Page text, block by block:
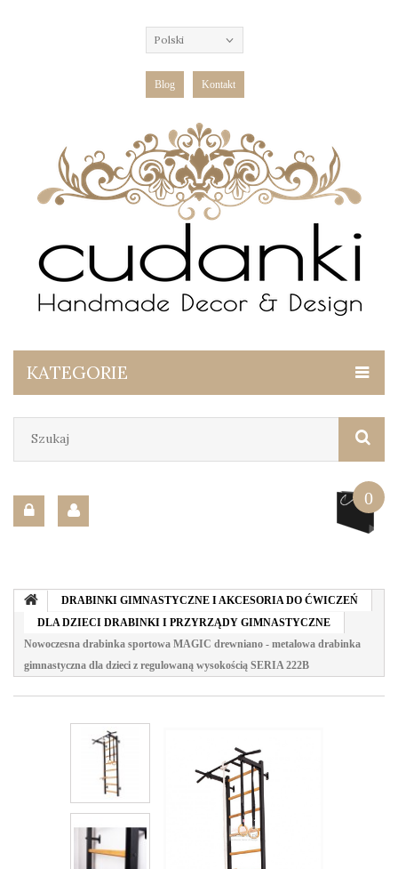
Polski
Blog Kontakt
KATEGORIE
0
DRABINKI GIMNASTYCZNE I AKCESORIA DO ĆWICZEŃ
DLA DZIECI DRABINKI I PRZYRZĄDY GIMNASTYCZNE
Nowoczesna drabinka sportowa MAGIC drewniano - metalowa drabinka
gimnastyczna dla dzieci z regulowaną wysokością SERIA 222B